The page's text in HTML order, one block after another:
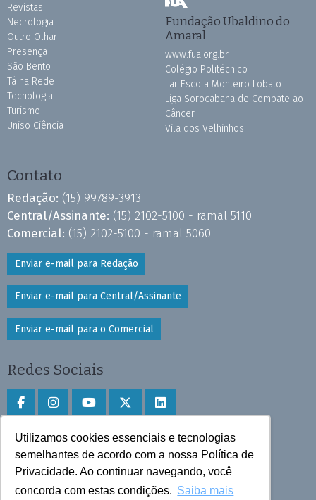
Utilizamos cookies essenciais e tecnologias
semelhantes de acordo com a nossa Política de
Privacidade. Ao continuar navegando, você
concorda com estas condições. Saiba mais
Revistas
Necrologia
Outro Olhar
Presença
São Bento
Tá na Rede
Tecnologia
Turismo
Uniso Ciência
Fundação Ubaldino do
Amaral
www.fua.org.br
Colégio Politécnico
Lar Escola Monteiro Lobato
Liga Sorocabana de Combate ao
Câncer
Vila dos Velhinhos
Contato
Redação: (15) 99789-3913
Central/Assinante: (15) 2102-5100 - ramal 5110
Comercial: (15) 2102-5100 - ramal 5060
Enviar e-mail para Redação
Enviar e-mail para Central/Assinante
Enviar e-mail para o Comercial
Redes Sociais
Faça download do aplicativo
Play Store e App Store